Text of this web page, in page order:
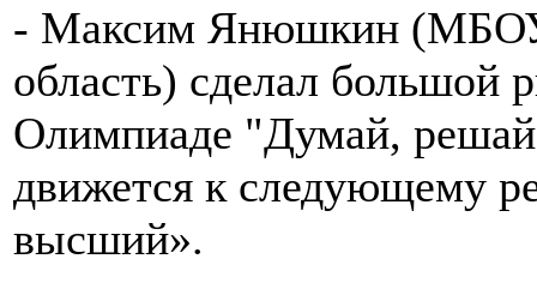
- Максим Янюшкин
область) сделал большой
Олимпиаде "Думай,
движется к следующему
высший».